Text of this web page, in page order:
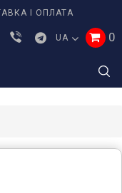
І ОПЛАТА
UA 0